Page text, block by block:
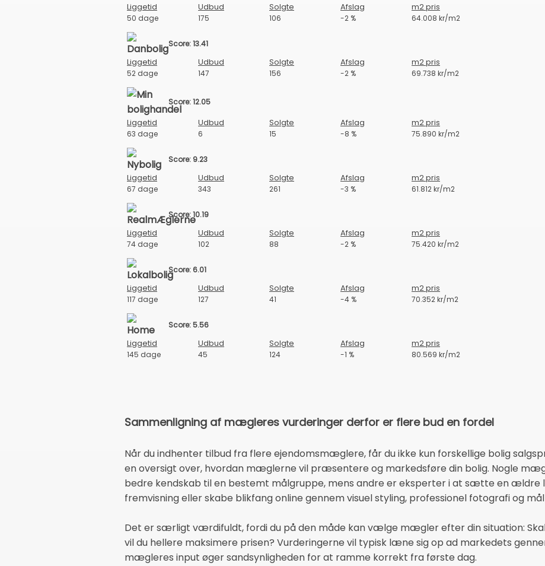
Liggetid Udbud Solgte Afslag m2 pris
50 dage 175 106 -2 % 64.008 kr/m2
Score: 13.41
Liggetid Udbud Solgte Afslag m2 pris
52 dage 147 156 -2 % 69.738 kr/m2
Score: 12.05
Liggetid Udbud Solgte Afslag m2 pris
63 dage 6 15 -8 % 75.890 kr/m2
Score: 9.23
Liggetid Udbud Solgte Afslag m2 pris
67 dage 343 261 -3 % 61.812 kr/m2
Score: 10.19
Liggetid Udbud Solgte Afslag m2 pris
74 dage 102 88 -2 % 75.420 kr/m2
Score: 6.01
Liggetid Udbud Solgte Afslag m2 pris
117 dage 127 41 -4 % 70.352 kr/m2
Score: 5.56
Liggetid Udbud Solgte Afslag m2 pris
145 dage 45 124 -1 % 80.569 kr/m2
Sammenligning af mægleres vurderinger derfor er flere bud en fordel
Når du indhenter tilbud fra flere ejendomsmæglere, får du ikke kun forskellige bolig
en oversigt over, hvordan mæglerne vil præsentere og markedsføre din bolig. Nogle
bedre kendskab til en bestemt målgruppe, mens andre er eksperter i at sætte en ældre
fremvisning eller skabe blikfang online gennem visuel styling, professionel fotografi og
Det er særligt værdifuldt, fordi du på den måde kan vælge mægler efter din situation:
vil du hellere maksimere prisen? Vurderingerne vil typisk læne sig op ad markedets
mægleres input øger sandsynligheden for at ramme korrekt fra første dag.